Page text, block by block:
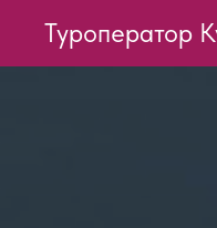
Туроператор